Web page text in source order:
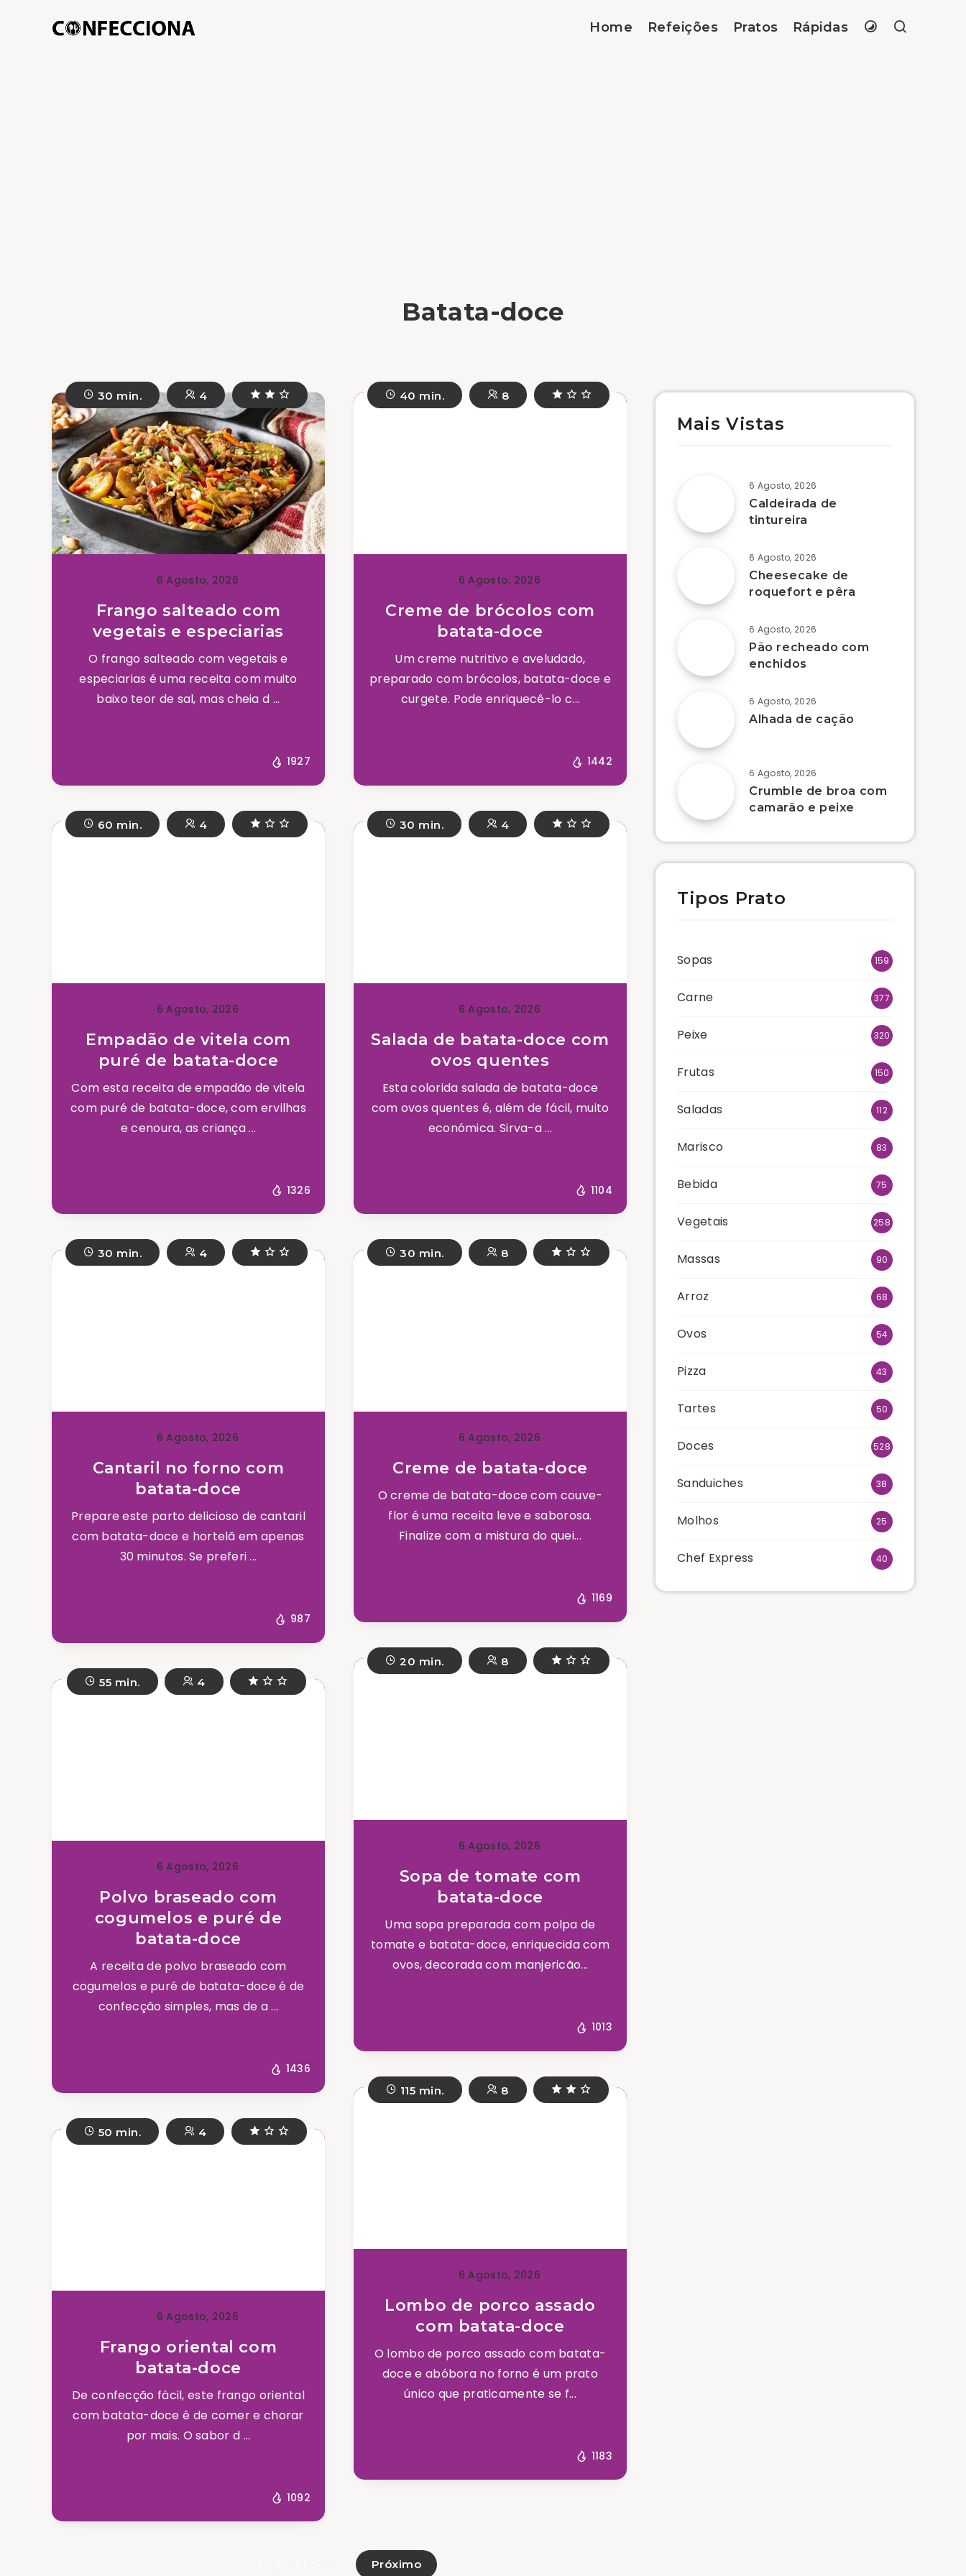
Home Refeições Pratos Rápidas
Batata-doce
30 min. 4
6 Agosto, 2026
Frango salteado com
vegetais e especiarias
O frango salteado com vegetais e
especiarias é uma receita com muito
baixo teor de sal, mas cheia d ...
1927
40 min. 8
6 Agosto, 2026
Creme de brócolos com
batata-doce
Um creme nutritivo e aveludado,
preparado com brócolos, batata-doce e
curgete. Pode enriquecê-lo c...
1442
60 min. 4
6 Agosto, 2026
Empadão de vitela com
puré de batata-doce
Com esta receita de empadão de vitela
com puré de batata-doce, com ervilhas
e cenoura, as criança ...
1326
30 min. 4
6 Agosto, 2026
Salada de batata-doce com
ovos quentes
Esta colorida salada de batata-doce
com ovos quentes é, além de fácil, muito
económica. Sirva-a ...
1104
30 min. 4
6 Agosto, 2026
Cantaril no forno com
batata-doce
Prepare este parto delicioso de cantaril
com batata-doce e hortelã em apenas
30 minutos. Se preferi ...
987
30 min. 8
6 Agosto, 2026
Creme de batata-doce
O creme de batata-doce com couve-
flor é uma receita leve e saborosa.
Finalize com a mistura do quei...
1169
55 min. 4
6 Agosto, 2026
Polvo braseado com
cogumelos e puré de
batata-doce
A receita de polvo braseado com
cogumelos e puré de batata-doce é de
confecção simples, mas de a ...
1436
20 min. 8
6 Agosto, 2026
Sopa de tomate com
batata-doce
Uma sopa preparada com polpa de
tomate e batata-doce, enriquecida com
ovos, decorada com manjericão...
1013
50 min. 4
6 Agosto, 2026
Frango oriental com
batata-doce
De confecção fácil, este frango oriental
com batata-doce é de comer e chorar
por mais. O sabor d ...
1092
115 min. 8
6 Agosto, 2026
Lombo de porco assado
com batata-doce
O lombo de porco assado com batata-
doce e abóbora no forno é um prato
único que praticamente se f...
1183
Próximo
Mais Vistas
6 Agosto, 2026
Caldeirada de
tintureira
6 Agosto, 2026
Cheesecake de
roquefort e pêra
6 Agosto, 2026
Pão recheado com
enchidos
6 Agosto, 2026
Alhada de cação
6 Agosto, 2026
Crumble de broa com
camarão e peixe
Tipos Prato
Sopas 159
Carne 377
Peixe 320
Frutas 150
Saladas 112
Marisco 83
Bebida 75
Vegetais 258
Massas 90
Arroz 68
Ovos 54
Pizza 43
Tartes 50
Doces 528
Sanduiches 38
Molhos 25
Chef Express 40